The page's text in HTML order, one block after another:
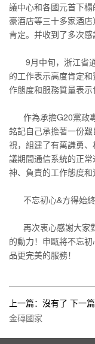
議中心和各國元首下
豪酒店等三十多家酒
肯定。并收到了多次感
9月中旬，浙江省通
的工作表示高度肯定和
作態度和服務質量表示
作為承擔G20黨政
銘記自己承擔著一份
視，組建了有萬謙勇
議期間通信系統的正
神、負責的工作態度和
不忘初心&方得始終
再次衷心感謝大家
的動力！申甌將不忘
品更完美的服務！
上一篇：沒有了 下一篇
金磚國家